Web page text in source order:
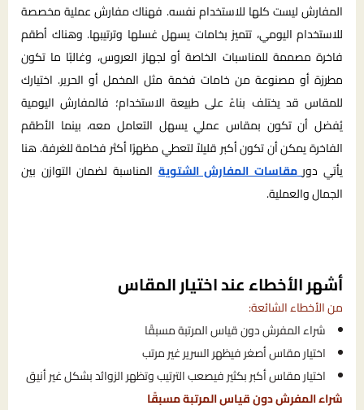
المفارش ليست كلها للاستخدام نفسه. فهناك مفارش عملية مخصصة
للاستخدام اليومي، تتميز بخامات يسهل غسلها وترتيبها. وهناك أطقم
فاخرة مصممة للمناسبات الخاصة أو لجهاز العروس، وغالبًا ما تكون
مطرزة أو مصنوعة من خامات فخمة مثل المخمل أو الحرير. اختيارك
للمقاس قد يختلف بناءً على طبيعة الاستخدام؛ فالمفارش اليومية
يُفضل أن تكون بمقاس عملي يسهل التعامل معه، بينما الأطقم
الفاخرة يمكن أن تكون أكبر قليلاً لتعطي مظهرًا أكثر فخامة للغرفة. هنا
يأتي دور مقاسات المفارش الشتويةالمناسبة لضمان التوازن بين
الجمال والعملية.
أشهر الأخطاء عند اختيار المقاس
من الأخطاء الشائعة:
شراء المفرش دون قياس المرتبة مسبقًا
اختيار مقاس أصغر فيظهر السرير غير مرتب
اختيار مقاس أكبر بكثير فيصعب الترتيب وتظهر الزوائد بشكل غير أنيق
شراء المفرش دون قياس المرتبة مسبقًا